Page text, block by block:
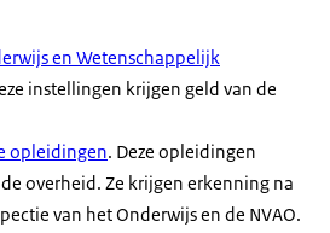
en Wetenschappelijk
instellingen krijgen geld van de
opleidingen. Deze opleidingen
overheid. Ze krijgen erkenning na
van het Onderwijs en de NVAO.